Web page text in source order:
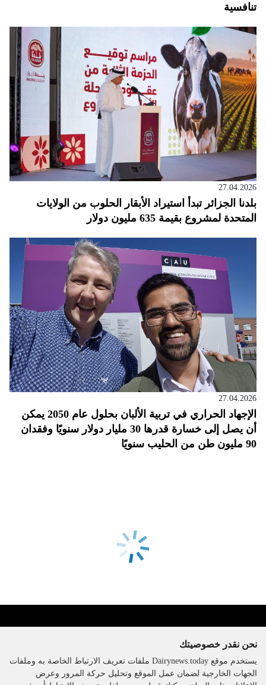
تنافسية
27.04.2026
بلدنا الجزائر تبدأ استيراد الأبقار الحلوب من الولايات
المتحدة لمشروع بقيمة 635 مليون دولار
27.04.2026
الإجهاد الحراري في تربية الألبان بحلول عام 2050 يمكن
أن يصل إلى خسارة قدرها 30 مليار دولار سنويًا وفقدان
90 مليون طن من الحليب سنويًا
نحن نقدر خصوصيتك
يستخدم موقع Dairynews.today ملفات تعريف الارتباط الخاصة به وملفات
الجهات الخارجية لضمان عمل الموقع وتحليل حركة المرور وعرض